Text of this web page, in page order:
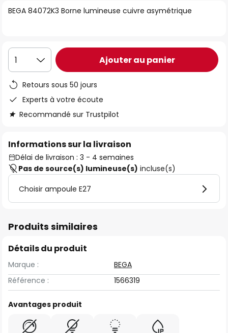
of
gallery
BEGA 84072K3 Borne lumineuse cuivre asymétrique
1 Ajouter au panier
Retours sous 50 jours
Experts à votre écoute
Recommandé sur Trustpilot
Informations sur la livraison
Délai de livraison : 3 - 4 semaines
Pas de source(s) lumineuse(s) incluse(s)
Choisir ampoule E27
Produits similaires
Détails du produit
Marque :
BEGA
Référence :
1566319
Avantages produit